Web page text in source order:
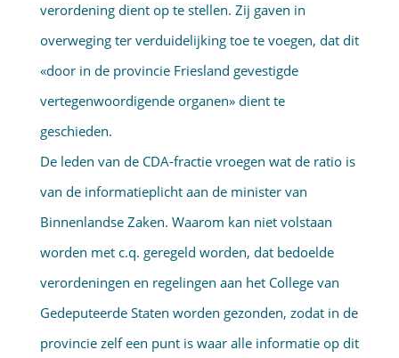
verordening dient op te stellen. Zij gaven in
overweging ter verduidelijking toe te voegen, dat dit
«door in de provincie Friesland gevestigde
vertegenwoordigende organen» dient te
geschieden.
De leden van de CDA-fractie vroegen wat de ratio is
van de informatieplicht aan de minister van
Binnenlandse Zaken. Waarom kan niet volstaan
worden met c.q. geregeld worden, dat bedoelde
verordeningen en regelingen aan het College van
Gedeputeerde Staten worden gezonden, zodat in de
provincie zelf een punt is waar alle informatie op dit